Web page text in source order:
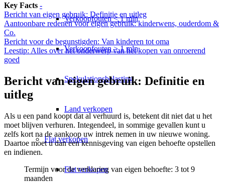
Verkoopfouten < 1 mln
Verkoopfouten > 1 mln
Spekulationsbelasting
Land verkopen
Flatverkopen
Flat verkopen
Key Facts -
Bericht van eigen gebruik: Definitie en uitleg
Aantoonbare redenen voor eigen gebruik: kinderwens, ouderdom &
Co.
Bericht voor de begunstigden: Van kinderen tot oma
Leestip: Alles over het onderwerp van het kopen van onroerend
goed
Bericht van eigen gebruik: Definitie en
uitleg
Als u een pand koopt dat al verhuurd is, betekent dit niet dat u het
moet blijven verhuren. Integendeel, in sommige gevallen kunt u
zelfs kort na de aankoop uw intrek nemen in uw nieuwe woning.
Daartoe moet u dan een kennisgeving van eigen behoefte opstellen
en indienen.
Termijn voor de verklaring van eigen behoefte: 3 tot 9
maanden